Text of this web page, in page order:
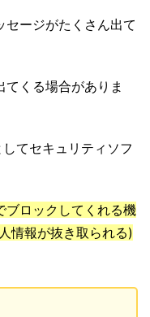
ージがたくさん出て
くる場合がありま
てセキュリティソフ
ブロックしてくれる機
情報が抜き取られる)